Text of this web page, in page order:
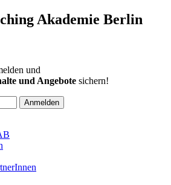
Akademie Berlin
und
und Angebote sichern!
Anmelden